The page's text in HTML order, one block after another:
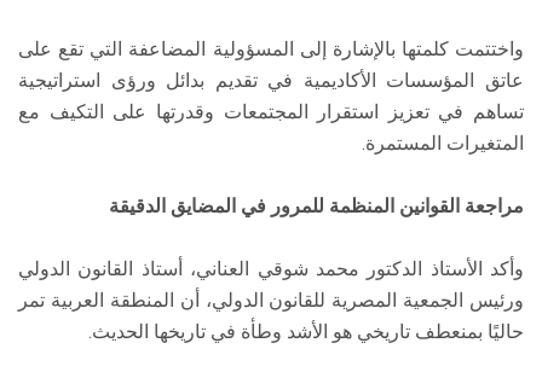
واختتمت كلمتها بالإشارة إلى المسؤولية المضاعفة التي تقع على
عاتق المؤسسات الأكاديمية في تقديم بدائل ورؤى استراتيجية
تساهم في تعزيز استقرار المجتمعات وقدرتها على التكيف مع
المتغيرات المستمرة.
مراجعة القوانين المنظمة للمرور في المضايق الدقيقة
وأكد الأستاذ الدكتور محمد شوقي العناني، أستاذ القانون الدولي
ورئيس الجمعية المصرية للقانون الدولي، أن المنطقة العربية تمر
حاليًا بمنعطف تاريخي هو الأشد وطأة في تاريخها الحديث.